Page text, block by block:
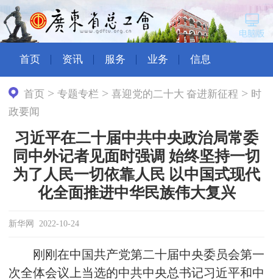
首页 资讯 服务 业务 信息
首页 >专题专栏 >喜迎党的二十大 奋进新征程 > 时
政要闻
习近平在二十届中共中央政治局常委
同中外记者见面时强调 始终坚持一切
为了人民一切依靠人民 以中国式现代
化全面推进中华民族伟大复兴
新华网 2022-10-24
刚刚在中国共产党第二十届中央委员会第一
次全体会议上当选的中共中央总书记习近平和中